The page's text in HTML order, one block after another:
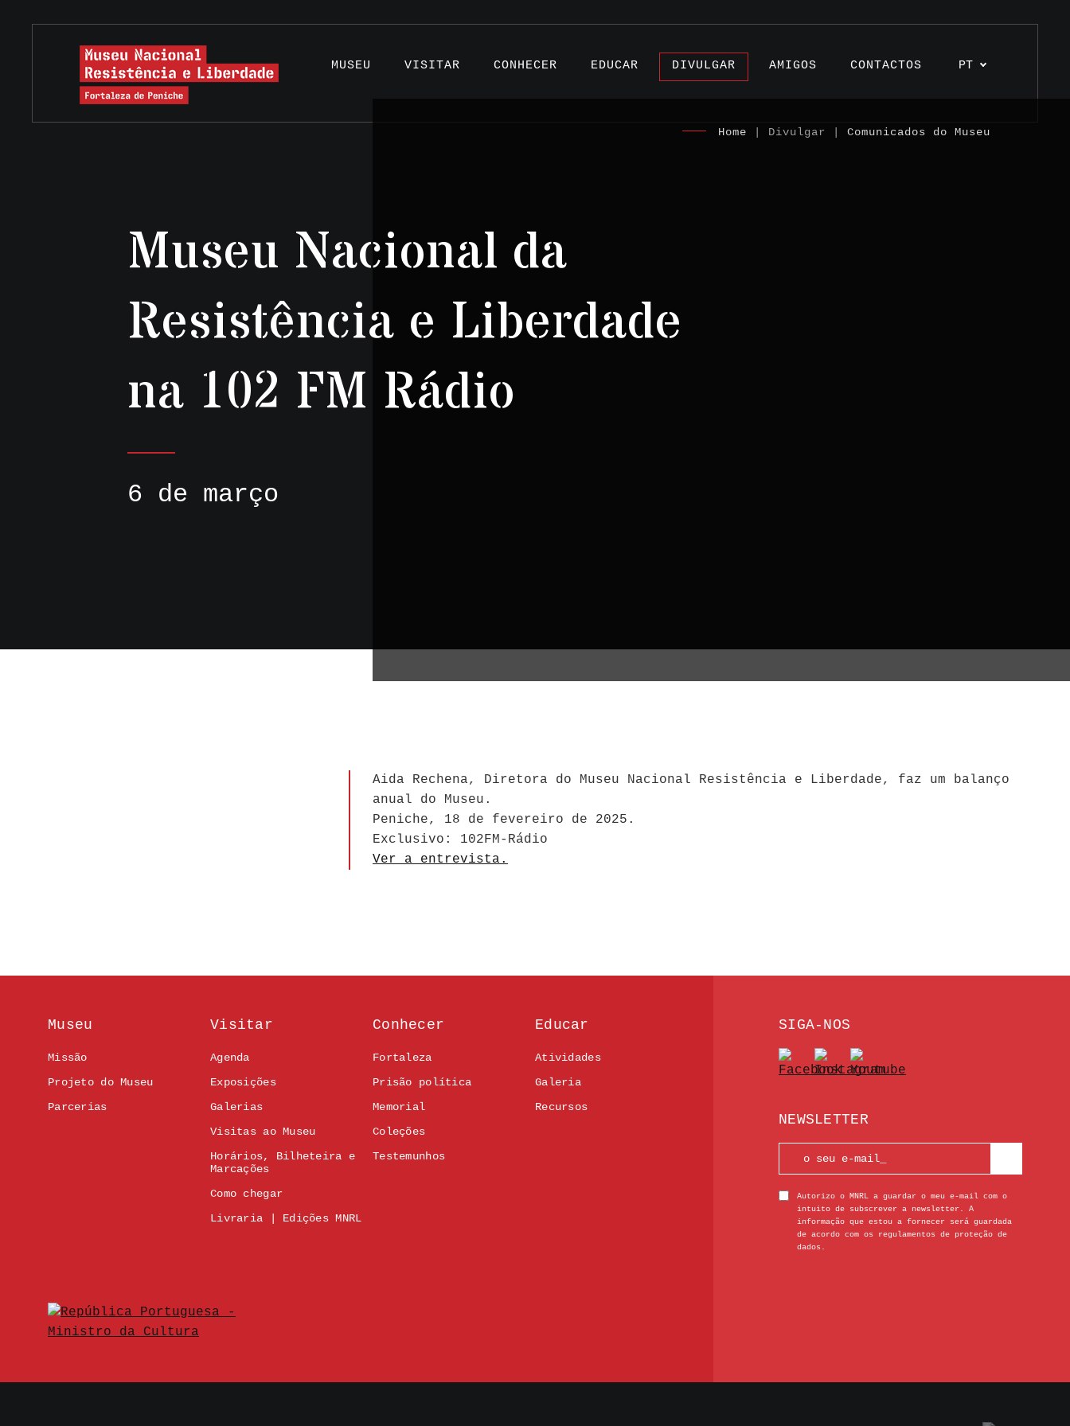
PT
MUSEU VISITAR CONHECER EDUCAR DIVULGAR AMIGOS CONTACTOS
Museu Nacional da
Resistência e Liberdade
na 102 FM Rádio
6 de março
Home | Divulgar | Comunicados do Museu
Aida Rechena, Diretora do Museu Nacional Resistência e Liberdade, faz um balanço
anual do Museu.
Peniche, 18 de fevereiro de 2025.
Exclusivo: 102FM-Rádio
Ver a entrevista.
Museu
Missão
Projeto do Museu
Parcerias
Visitar
Agenda
Exposições
Galerias
Visitas ao Museu
Horários, Bilheteira e
Marcações
Como chegar
Livraria | Edições MNRL
Conhecer
Fortaleza
Prisão política
Memorial
Coleções
Testemunhos
Educar
Atividades
Galeria
Recursos
SIGA-NOS
NEWSLETTER
Autorizo o MNRL a guardar o meu e-mail com o
intuito de subscrever a newsletter. A
informação que estou a fornecer será guardada
de acordo com os regulamentos de proteção de
dados.